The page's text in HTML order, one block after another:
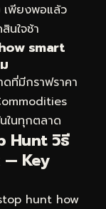
เพียงพอแล้ว
นใจช้า
smart
ที่มีกราฟราคา
ในทุกตลาด
Hunt วิธี
— Key
hunt how